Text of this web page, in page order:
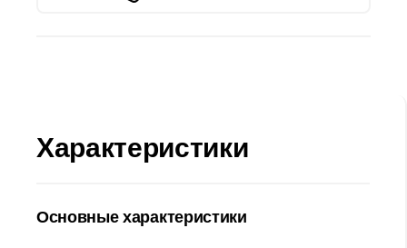
Характеристики
Основные характеристики